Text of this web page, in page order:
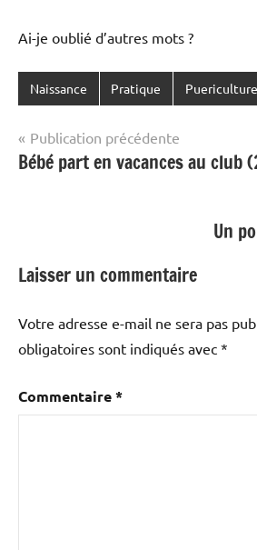
Ai-je oublié d’autres mots ?
Naissance Pratique Puericulture
Navigation
de
Publication précédente
Bébé part en vacances au club
Un
Laisser un commentaire
Votre adresse e-mail ne sera pas
obligatoires sont indiqués avec *
Commentaire*